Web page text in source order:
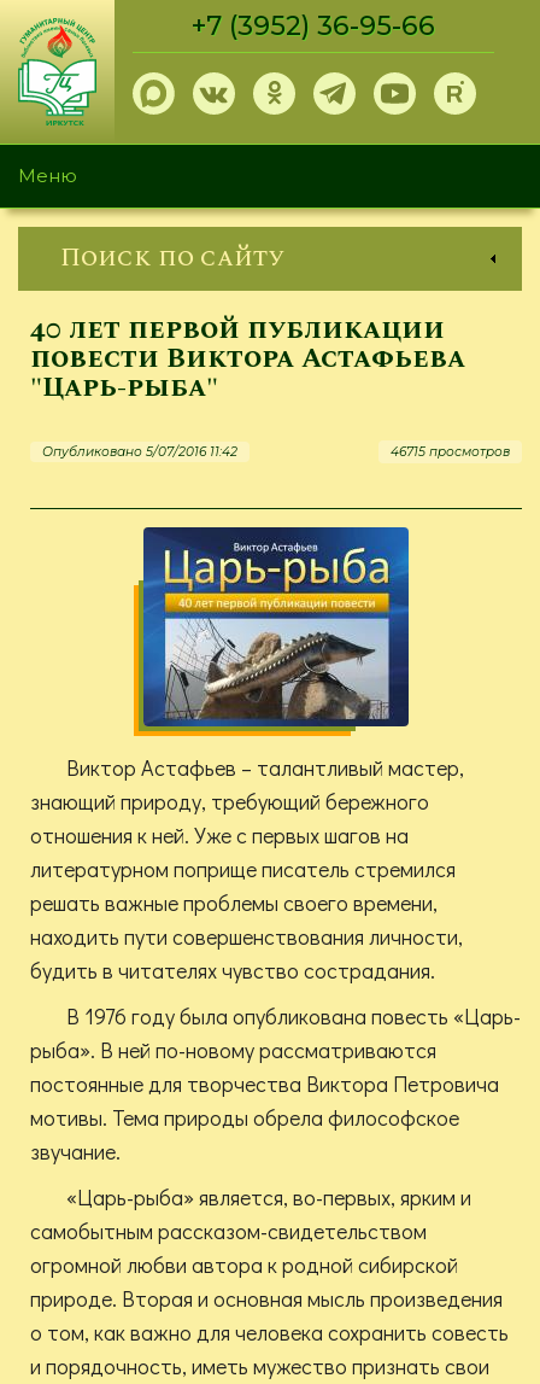
Перейти
основному
содержанию
+7 (3952) 36-95-66
Меню
Поиск по сайту
40 лет первой публикации
повести Виктора Астафьева
"Царь-рыба"
Опубликовано 5/07/2016 11:42 46715 просмотров
Виктор Астафьев – талантливый мастер,
знающий природу, требующий бережного
отношения к ней. Уже с первых шагов на
литературном поприще писатель стремился
решать важные проблемы своего времени,
находить пути совершенствования личности,
будить в читателях чувство сострадания.
В 1976 году была опубликована повесть «Царь-
рыба». В ней по-новому рассматриваются
постоянные для творчества Виктора Петровича
мотивы. Тема природы обрела философское
звучание.
«Царь-рыба» является, во-первых, ярким и
самобытным рассказом-свидетельством
огромной любви автора к родной сибирской
природе. Вторая и основная мысль произведения
о том, как важно для человека сохранить совесть
и порядочность, иметь мужество признать свои